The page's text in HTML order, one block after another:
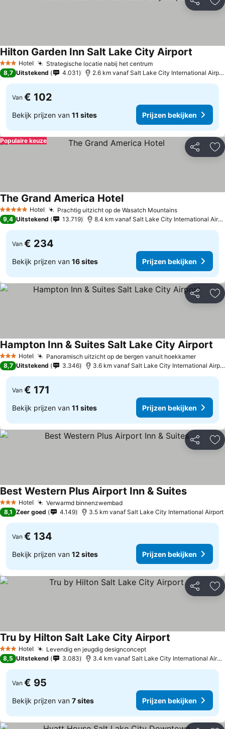
Delen
3 SterrenHotel Strategische locatie nabij het centrumPrijzen bekijken
Hilton Garden Inn Salt Lake City Airport
8,7 Uitstekend 4.031 2.6 km vanaf Salt Lake City International
Van € 102
Bekijk prijzen van 11 sites Prijzen bekijken
Delen
Populaire keuze
5 Sterren Hotel Prachtig uitzicht op de Wasatch MountainsPrijzen
The Grand America HotelPrijzen bekijken
9,4 Uitstekend 13.719 8.4 km vanaf Salt Lake City International
Van € 234
Bekijk prijzen van 16 sites Prijzen bekijken
Delen
3 SterrenHotel Panoramisch uitzicht op de bergen vanuit hoekkamerPrijzen
Hampton Inn & Suites Salt Lake City Airport
8,7 Uitstekend 3.346 3.6 km vanaf Salt Lake City International
Van € 171
Bekijk prijzen van 11 sites Prijzen bekijken
Delen
3 SterrenHotel Verwarmd binnenzwembadPrijzen bekijken
Best Western Plus Airport Inn & SuitesPrijzen
8,1 Zeer goed 4.149 3.5 km vanaf Salt Lake City International Airport
Van € 134
Bekijk prijzen van 12 sites Prijzen bekijken
Delen
3 SterrenHotel Levendig en jeugdig designconceptPrijzen bekijken
Tru by Hilton Salt Lake City Airport
8,5 Uitstekend 3.083 3.4 km vanaf Salt Lake City International
Van € 95
Bekijk prijzen van 7 sites Prijzen bekijken